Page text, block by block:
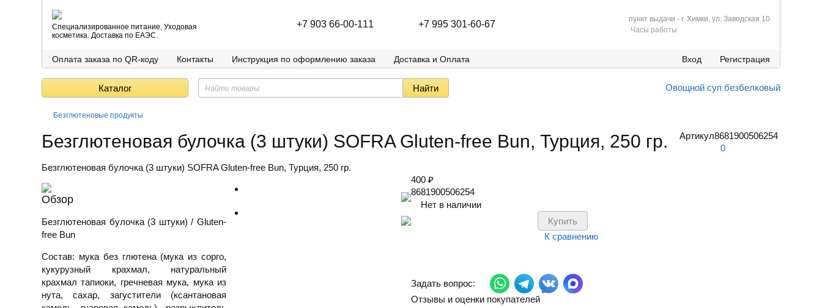
Специализированное питание, Уходовая
косметика. Доставка по ЕАЭС.
+7 903 66-00-111 +7 995 301-60-67
пункт выдачи - г. Химки, ул. Заводская 10
Часы работы
Оплата заказа по QR-коду Контакты Инструкция по оформлению заказа Доставка и Оплата Вход Регистрация
Каталог Овощной суп безбелковый
Безглютеновые продукты
Безглютеновая булочка (3 штуки) SOFRA Gluten-free Bun, Турция, 250 гр.
Безглютеновая булочка (3 штуки) SOFRA Gluten-free Bun, Турция, 250 гр.
Артикул8681900506254
0
Обзор
Безглютеновая булочка (3 штуки) / Gluten-
free Bun
Состав: мука без глютена (мука из сорго,
кукурузный крахмал, натуральный
крахмал тапиоки, гречневая мука, мука из
нута, сахар, загустители (ксантановая
400 ₽
8681900506254
Нет в наличии
К сравнению
Задать вопрос:
Отзывы и оценки покупателей